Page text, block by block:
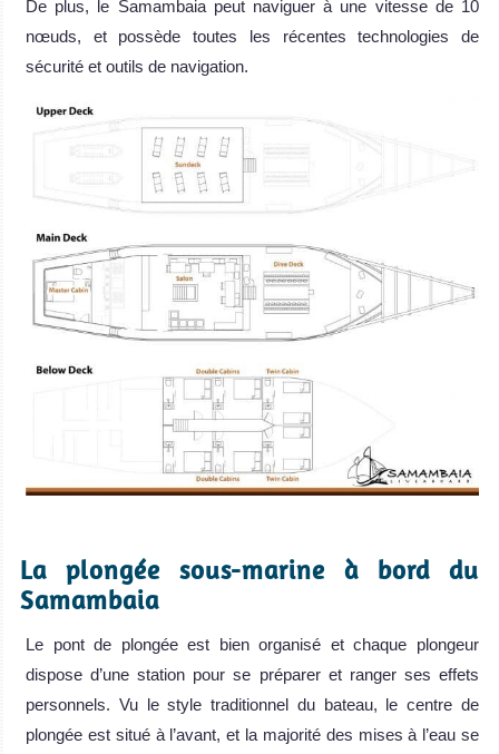
De plus, le Samambaia peut naviguer à une vitesse de 10
nœuds, et possède toutes les récentes technologies de
sécurité et outils de navigation.
La plongée sous-marine à bord du
Samambaia
Le pont de plongée est bien organisé et chaque plongeur
dispose d’une station pour se préparer et ranger ses effets
personnels. Vu le style traditionnel du bateau, le centre de
plongée est situé à l’avant, et la majorité des mises à l’eau se